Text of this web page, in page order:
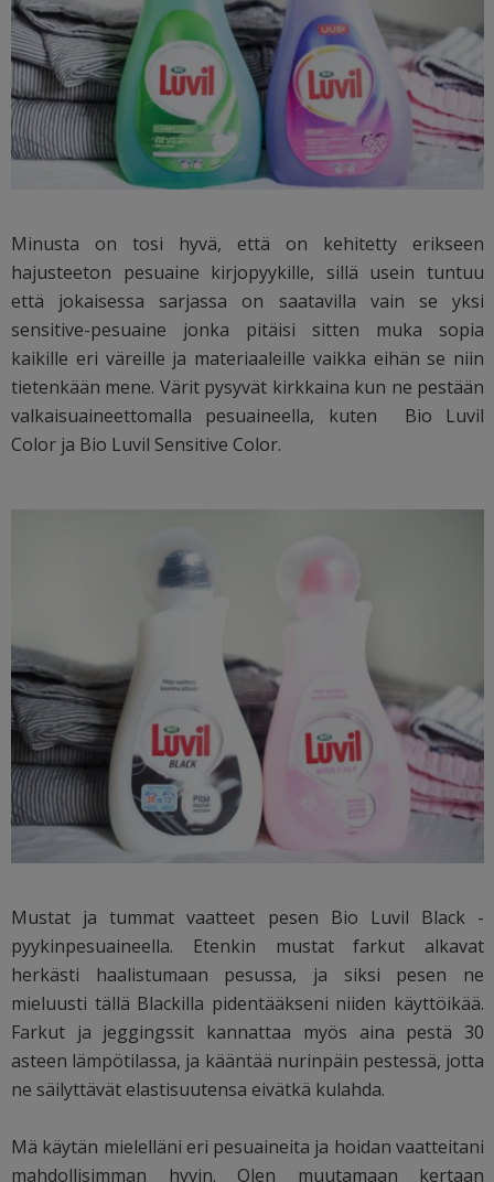
Minusta on tosi hyvä, että on kehitetty erikseen
hajusteeton pesuaine kirjopyykille, sillä usein tuntuu
että jokaisessa sarjassa on saatavilla vain se yksi
sensitive-pesuaine jonka pitäisi sitten muka sopia
kaikille eri väreille ja materiaaleille vaikka eihän se niin
tietenkään mene. Värit pysyvät kirkkaina kun ne pestään
valkaisuaineettomalla pesuaineella, kuten Bio Luvil
Color ja Bio Luvil Sensitive Color.
Mustat ja tummat vaatteet pesen Bio Luvil Black -
pyykinpesuaineella. Etenkin mustat farkut alkavat
herkästi haalistumaan pesussa, ja siksi pesen ne
mieluusti tällä Blackilla pidentääkseni niiden käyttöikää.
Farkut ja jeggingssit kannattaa myös aina pestä 30
asteen lämpötilassa, ja kääntää nurinpäin pestessä, jotta
ne säilyttävät elastisuutensa eivätkä kulahda.
Mä käytän mielelläni eri pesuaineita ja hoidan vaatteitani
mahdollisimman hyvin. Olen muutamaan kertaan